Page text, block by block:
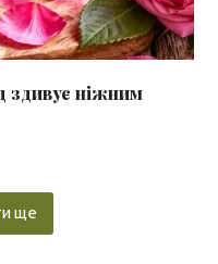
здивує ніжним
ще